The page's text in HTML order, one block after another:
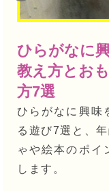
年齢別の
本の選び
？楽しく学べ
びたいおもち
夫と共に紹介